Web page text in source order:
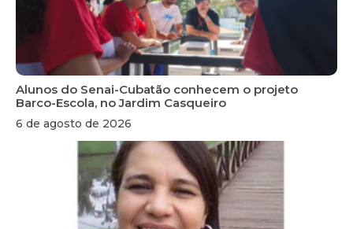
Alunos do Senai-Cubatão conhecem o projeto
Barco-Escola, no Jardim Casqueiro
6 de agosto de 2026